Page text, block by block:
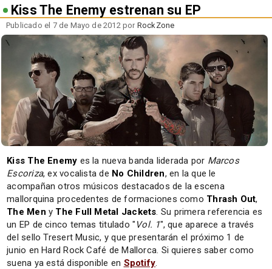
Kiss The Enemy estrenan su EP
Publicado el 7 de Mayo de 2012 por RockZone
Kiss The Enemy es la nueva banda liderada por Marcos
Escoriza, ex vocalista de No Children, en la que le
acompañan otros músicos destacados de la escena
mallorquina procedentes de formaciones como Thrash Out,
The Men y The Full Metal Jackets. Su primera referencia es
un EP de cinco temas titulado " Vol. 1", que aparece a través
del sello Tresert Music, y que presentarán el próximo 1 de
junio en Hard Rock Café de Mallorca. Si quieres saber como
suena ya está disponible en Spotify.